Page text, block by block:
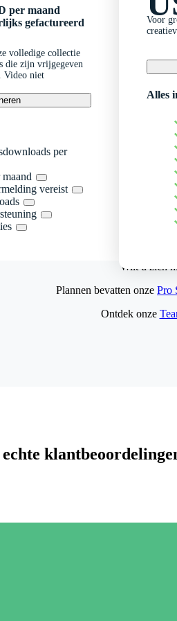
per maand
gefactureerd
volledige collectie
die zijn vrijgegeven
Video niet
per
vereist
Voor
Alles
Wilt u zich
Plannen bevatten onze Pro
Ontdek onze